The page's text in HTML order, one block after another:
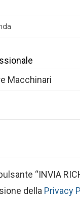
Macchinari
“INVIA
della Privacy